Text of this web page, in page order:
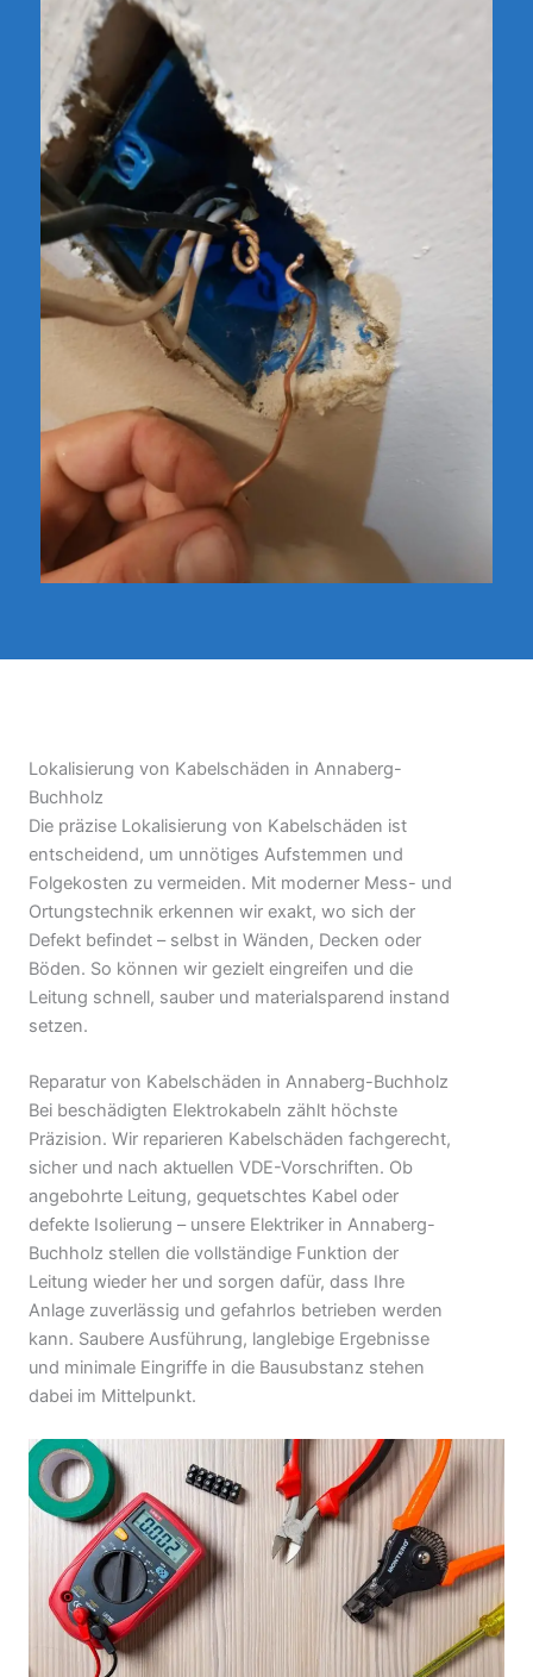
Lokalisierung von Kabelschäden in Annaberg-
Buchholz
Die präzise Lokalisierung von Kabelschäden ist
entscheidend, um unnötiges Aufstemmen und
Folgekosten zu vermeiden. Mit moderner Mess- und
Ortungstechnik erkennen wir exakt, wo sich der
Defekt befindet – selbst in Wänden, Decken oder
Böden. So können wir gezielt eingreifen und die
Leitung schnell, sauber und materialsparend instand
setzen.
Reparatur von Kabelschäden in Annaberg-Buchholz
Bei beschädigten Elektrokabeln zählt höchste
Präzision. Wir reparieren Kabelschäden fachgerecht,
sicher und nach aktuellen VDE-Vorschriften. Ob
angebohrte Leitung, gequetschtes Kabel oder
defekte Isolierung – unsere Elektriker in Annaberg-
Buchholz stellen die vollständige Funktion der
Leitung wieder her und sorgen dafür, dass Ihre
Anlage zuverlässig und gefahrlos betrieben werden
kann. Saubere Ausführung, langlebige Ergebnisse
und minimale Eingriffe in die Bausubstanz stehen
dabei im Mittelpunkt.